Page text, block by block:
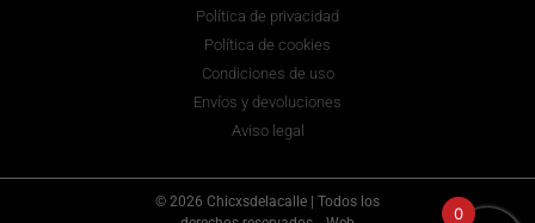
Política de privacidad
Política de cookies
Condiciones de uso
Envíos y devoluciones
Aviso legal
© 2026 Chicxsdelacalle | Todos los
0